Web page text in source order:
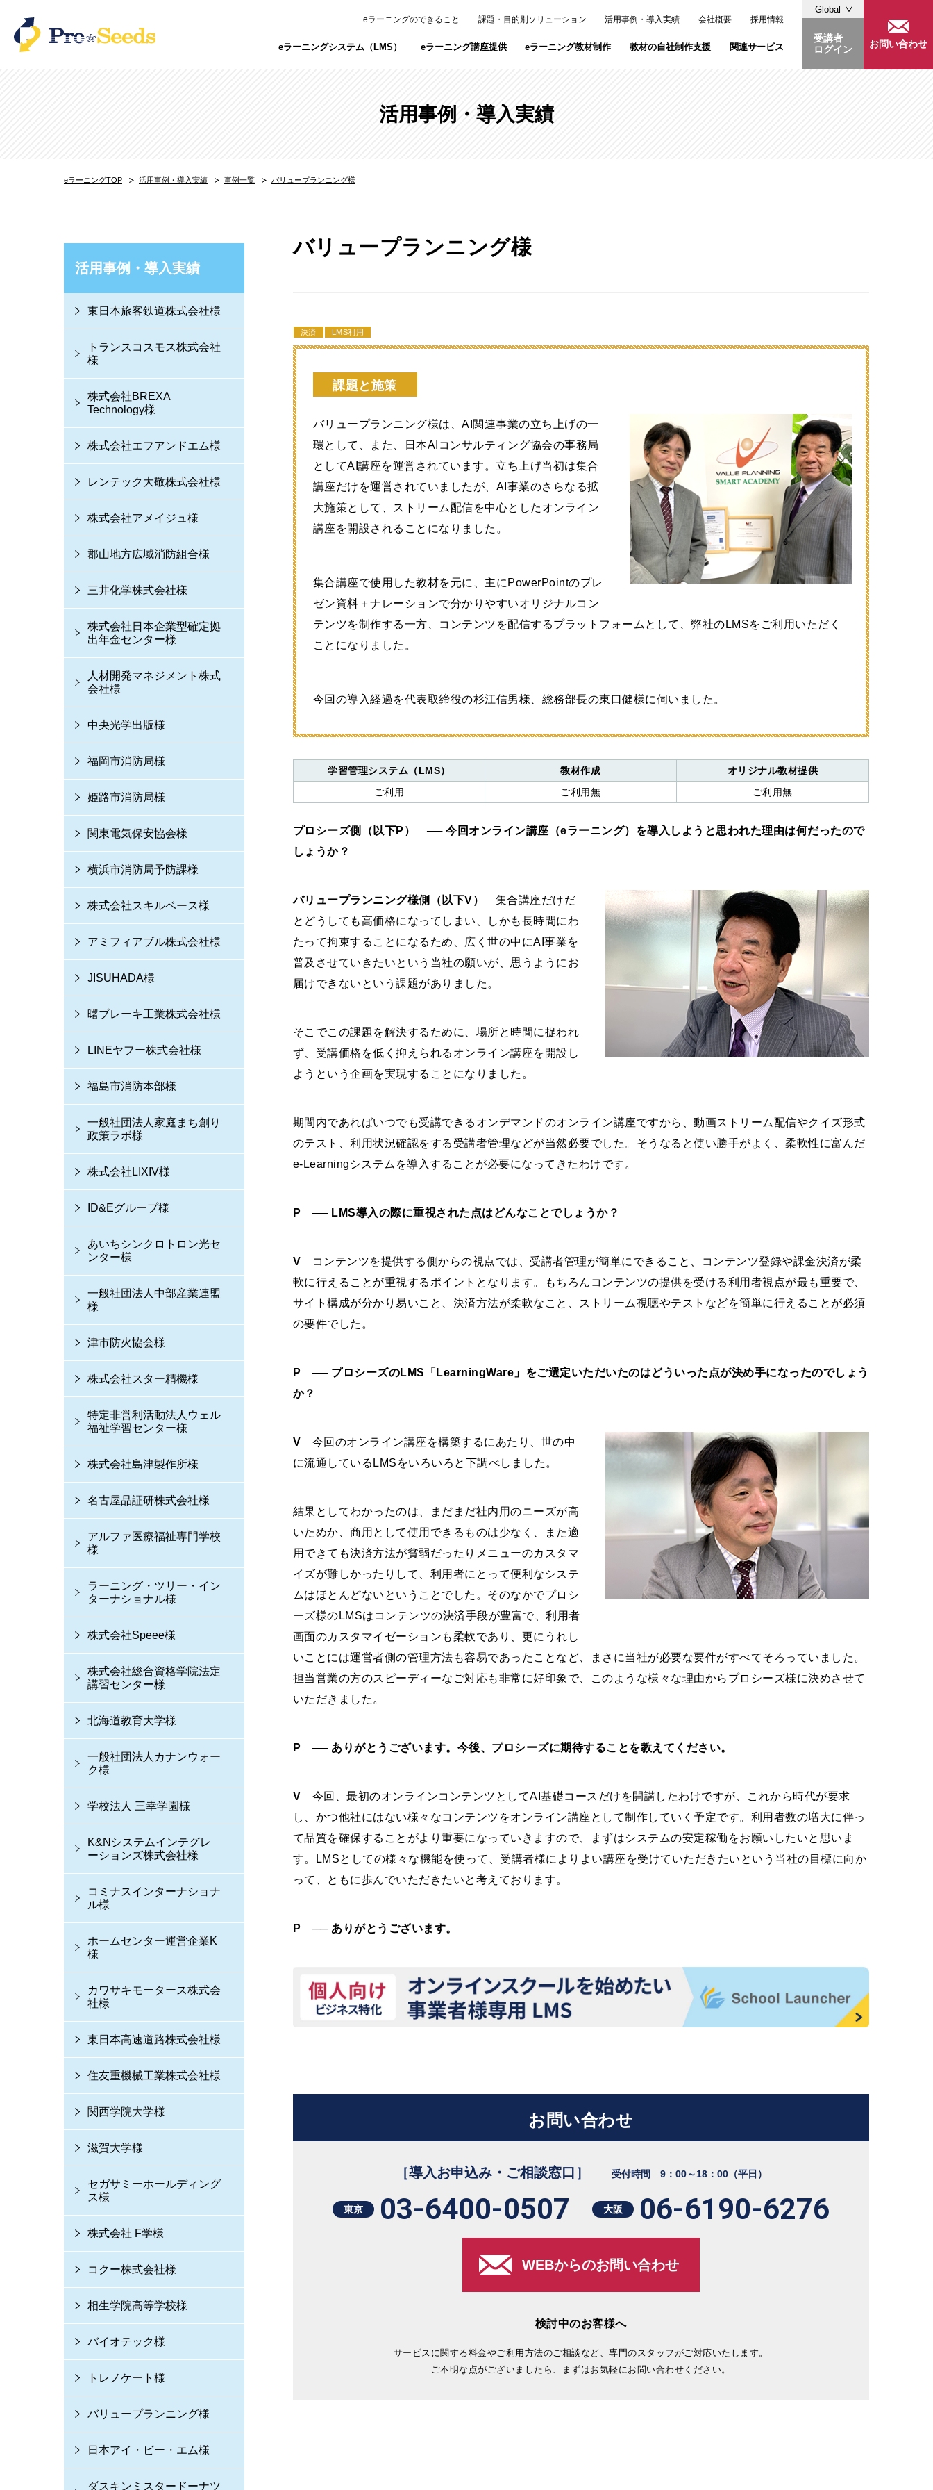
eラーニングのできること 課題・目的別ソリューション 活用事例・導入実績 会社概要 採用情報
eラーニングシステム（LMS） eラーニング講座提供 eラーニング教材制作 教材の自社制作支援 関連サービス
保育士向けオンライン研修「CareRaku」
eラーニング×個別指導 ハイブリッド型 上司研修「ジョートレ」
外国人材教育支援サービス「MANABEL JAPAN」
CADオンラインスクール「ReCADemy」
研修・ライブ配信・撮影などが可能な赤坂・溜池山王のレンタルスペース「LiLeaS」
お問い合わせ
Global
受講者
ログイン
活用事例・導入実績
eラーニングTOP 活用事例・導入実績 事例一覧 バリュープランニング様
バリュープランニング様
決済 LMS利用
課題と施策
バリュープランニング様は、AI関連事業の立ち上げの一
環として、また、日本AIコンサルティング協会の事務局
としてAI講座を運営されています。立ち上げ当初は集合
講座だけを運営されていましたが、AI事業のさらなる拡
大施策として、ストリーム配信を中心としたオンライン
講座を開設されることになりました。
集合講座で使用した教材を元に、主にPowerPointのプレ
ゼン資料＋ナレーションで分かりやすいオリジナルコン
テンツを制作する一方、コンテンツを配信するプラットフォームとして、弊社のLMSをご利用いただく
ことになりました。
今回の導入経過を代表取締役の杉江信男様、総務部長の東口健様に伺いました。
学習管理システム（LMS） 教材作成
オリジナル教材提供
ご利用
ご利用無 ご利用無
プロシーズ側（以下P） ── 今回オンライン講座（eラーニング）を導入しようと思われた理由は何だったので
しょうか？
バリュープランニング様側（以下V） 集合講座だけだ
とどうしても高価格になってしまい、しかも長時間にわ
たって拘束することになるため、広く世の中にAI事業を
普及させていきたいという当社の願いが、思うようにお
届けできないという課題がありました。
そこでこの課題を解決するために、場所と時間に捉われ
ず、受講価格を低く抑えられるオンライン講座を開設し
ようという企画を実現することになりました。
期間内であればいつでも受講できるオンデマンドのオンライン講座ですから、動画ストリーム配信やクイズ形式
のテスト、利用状況確認をする受講者管理などが当然必要でした。そうなると使い勝手がよく、柔軟性に富んだ
e-Learningシステムを導入することが必要になってきたわけです。
P ── LMS導入の際に重視された点はどんなことでしょうか？
V
コンテンツを提供する側からの視点では、受講者管理が簡単にできること、コンテンツ登録や課金決済が柔
軟に行えることが重視するポイントとなります。もちろんコンテンツの提供を受ける利用者視点が最も重要で、
サイト構成が分かり易いこと、決済方法が柔軟なこと、ストリーム視聴やテストなどを簡単に行えることが必須
の要件でした。
P ── プロシーズのLMS「LearningWare」をご選定いただいたのはどういった点が決め手になったのでしょう
か？
V 今回のオンライン講座を構築するにあたり、世の中
に流通しているLMSをいろいろと下調べしました。
結果としてわかったのは、まだまだ社内用のニーズが高
いためか、商用として使用できるものは少なく、また適
用できても決済方法が貧弱だったりメニューのカスタマ
イズが難しかったりして、利用者にとって便利なシステ
ムはほとんどないということでした。そのなかでプロシ
ーズ様のLMSはコンテンツの決済手段が豊富で、利用者
画面のカスタマイゼーションも柔軟であり、更にうれし
いことには運営者側の管理方法も容易であったことなど、まさに当社が必要な要件がすべてそろっていました。
担当営業の方のスピーディーなご対応も非常に好印象で、このような様々な理由からプロシーズ様に決めさせて
いただきました。
P ── ありがとうございます。今後、プロシーズに期待することを教えてください。
V 今回、最初のオンラインコンテンツとしてAI基礎コースだけを開講したわけですが、これから時代が要求
し、かつ他社にはない様々なコンテンツをオンライン講座として制作していく予定です。利用者数の増大に伴っ
て品質を確保することがより重要になっていきますので、まずはシステムの安定稼働をお願いしたいと思いま
す。LMSとしての様々な機能を使って、受講者様によりよい講座を受けていただきたいという当社の目標に向か
って、ともに歩んでいただきたいと考えております。
P ── ありがとうございます。
お問い合わせ
［導入お申込み・ご相談窓口］ 受付時間 9：00～18：00（平日）
東京 03-6400-0507 大阪 06-6190-6276
WEBからのお問い合わせ
検討中のお客様へ
サービスに関する料金やご利用方法のご相談など、専門のスタッフがご対応いたします。
ご不明な点がございましたら、まずはお気軽にお問い合わせください。
活用事例・導入実績
東日本旅客鉄道株式会社様
トランスコスモス株式会社
様
株式会社BREXA
Technology様
株式会社エフアンドエム様
レンテック大敬株式会社様
株式会社アメイジュ様
郡山地方広域消防組合様
三井化学株式会社様
株式会社日本企業型確定拠
出年金センター様
人材開発マネジメント株式
会社様
中央光学出版様
福岡市消防局様
姫路市消防局様
関東電気保安協会様
横浜市消防局予防課様
株式会社スキルベース様
アミフィアブル株式会社様
JISUHADA様
曙ブレーキ工業株式会社様
LINEヤフー株式会社様
福島市消防本部様
一般社団法人家庭まち創り
政策ラボ様
株式会社LIXIV様
ID&Eグループ様
あいちシンクロトロン光セ
ンター様
一般社団法人中部産業連盟
様
津市防火協会様
株式会社スター精機様
特定非営利活動法人ウェル
福祉学習センター様
株式会社島津製作所様
名古屋品証研株式会社様
アルファ医療福祉専門学校
様
ラーニング・ツリー・イン
ターナショナル様
株式会社Speee様
株式会社総合資格学院法定
講習センター様
北海道教育大学様
一般社団法人カナンウォー
ク様
学校法人 三幸学園様
K&Nシステムインテグレ
ーションズ株式会社様
コミナスインターナショナ
ル様
ホームセンター運営企業K
様
カワサキモータース株式会
社様
東日本高速道路株式会社様
住友重機械工業株式会社様
関西学院大学様
滋賀大学様
セガサミーホールディング
ス様
株式会社 F学様
コクー株式会社様
相生学院高等学校様
バイオテック様
トレノケート様
バリュープランニング様
日本アイ・ビー・エム様
ダスキンミスタードーナツ